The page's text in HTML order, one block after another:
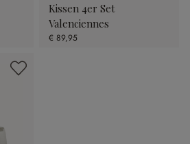
Kissen 4er Set
Valenciennes
€ 89,95